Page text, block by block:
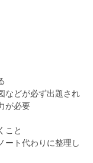
などが必ず出題され
が必要
こと
ート代わりに整理し